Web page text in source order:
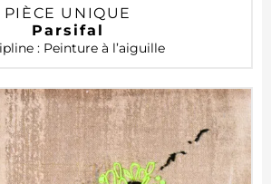
PIÈCE UNIQUE
Parsifal
: Peinture à l’aiguille